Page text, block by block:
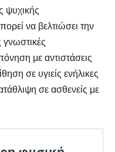
ψυχικής
να βελτιώσει την
γνωστικές
με αντιστάσεις
σε υγιείς ενήλικες
σε ασθενείς με